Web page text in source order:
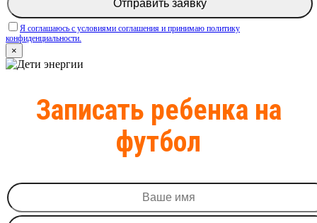
Я соглашаюсь c условиями соглашения и принимаю политику
конфиденциальности.
×
Записать ребенка на
футбол